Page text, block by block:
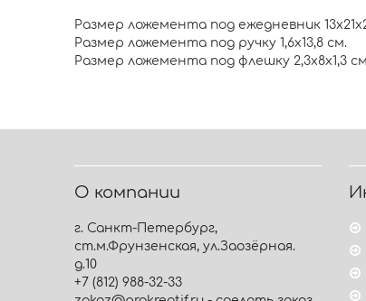
Размер ложемента под ежедневник
Размер ложемента под ручку 1,6х13,8 см.
Размер ложемента под флешку 2,3х8х1,3
О компании
г. Санкт-Петербург,
ст.м.Фрунзенская, ул.Заозёрная.
д.10
+7 (812) 988-32-33